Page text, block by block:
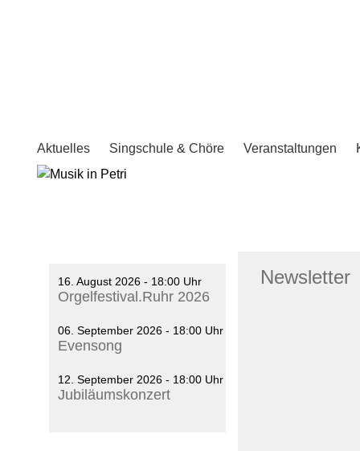
Aktuelles Singschule & Chöre Veranstaltungen
16. August 2026 - 18:00 Uhr
Orgelfestival.Ruhr 2026
06. September 2026 - 18:00 Uhr
Evensong
12. September 2026 - 18:00 Uhr
Jubiläumskonzert
Newsletter